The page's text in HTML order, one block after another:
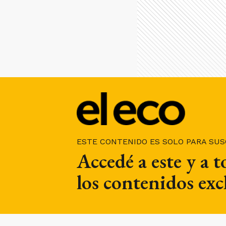
ESTE CONTENIDO ES SOLO PARA
Accedé a este y a
los contenidos